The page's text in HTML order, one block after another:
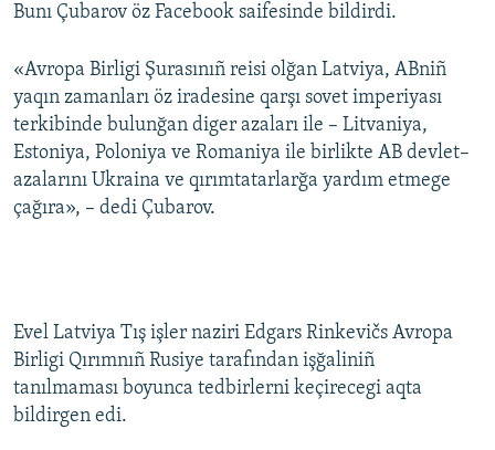
Українською
QOŞULIÑIZ!
RFE/RS bütün saytları
Bunı Çubarov öz Facebook saifesinde bildirdi.
«Avropa Birligi Şurasınıñ reisi olğan Latviya, ABniñ
yaqın zamanları öz iradesine qarşı sovet imperiyası
terkibinde bulunğan diger azaları ile – Litvaniya,
Estoniya, Poloniya ve Romaniya ile birlikte AB devlet–
azalarını Ukraina ve qırımtatarlarğa yardım etmege
çağıra», – dedi Çubarov.
Evel Latviya Tış işler naziri Edgars Rinkevičs Avropa
Birligi Qırımnıñ Rusiye tarafından işğaliniñ
tanılmaması boyunca tedbirlerni keçirecegi aqta
bildirgen edi.